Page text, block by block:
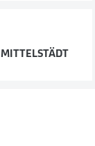
MITTELSTÄDT